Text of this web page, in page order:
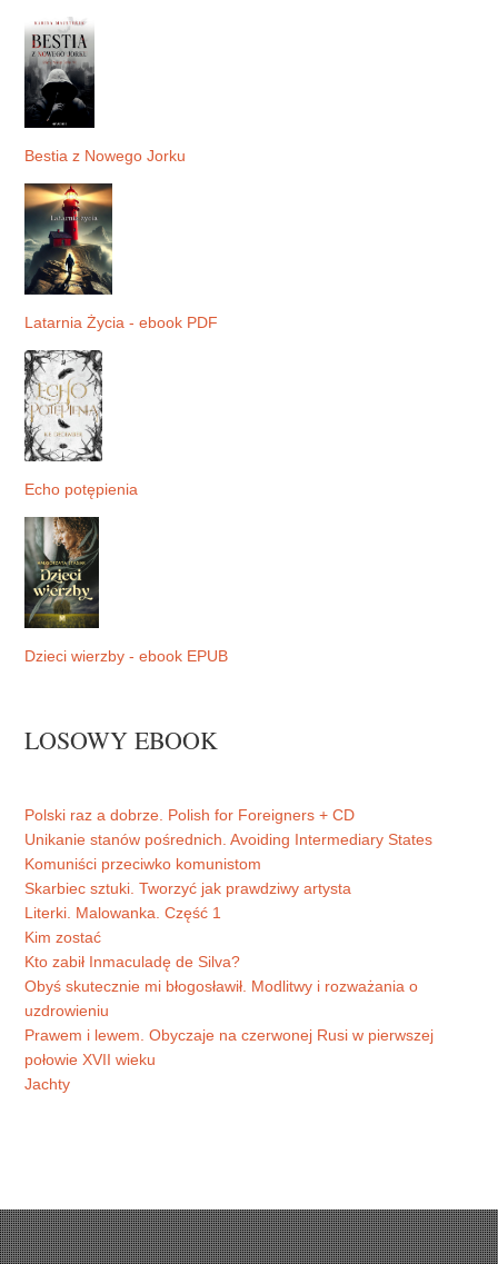
Bestia z Nowego Jorku
Latarnia Życia - ebook PDF
Echo potępienia
Dzieci wierzby - ebook EPUB
LOSOWY EBOOK
Polski raz a dobrze. Polish for Foreigners + CD
Unikanie stanów pośrednich. Avoiding Intermediary States
Komuniści przeciwko komunistom
Skarbiec sztuki. Tworzyć jak prawdziwy artysta
Literki. Malowanka. Część 1
Kim zostać
Kto zabił Inmaculadę de Silva?
Obyś skutecznie mi błogosławił. Modlitwy i rozważania o
uzdrowieniu
Prawem i lewem. Obyczaje na czerwonej Rusi w pierwszej
połowie XVII wieku
Jachty